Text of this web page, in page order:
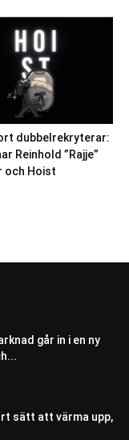
dubbelrekryterar:
Reinhold ”Rajje”
och Hoist
går in i en ny
sätt att värma upp,